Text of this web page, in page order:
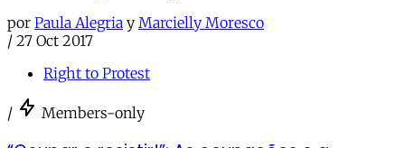
por Paula Alegria y Marcielly Moresco
/ 27 Oct 2017
Right to Protest
/ Members-only